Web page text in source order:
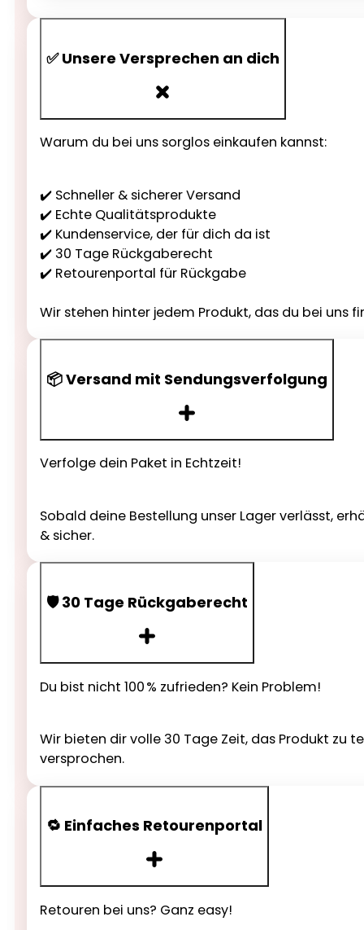
✅ Unsere Versprechen an dich
Warum du bei uns sorglos einkaufen kannst:
✔️ Schneller & sicherer Versand
✔️ Echte Qualitätsprodukte
✔️ Kundenservice, der für dich da ist
✔️ 30 Tage Rückgaberecht
✔️ Retourenportal für Rückgabe
Wir stehen hinter jedem Produkt, das du bei uns
📦 Versand mit Sendungsverfolgung
Verfolge dein Paket in Echtzeit!
Sobald deine Bestellung unser Lager verlässt,
& sicher.
🛡️ 30 Tage Rückgaberecht
Du bist nicht 100 % zufrieden? Kein Problem!
Wir bieten dir volle 30 Tage Zeit, das Produkt zu
versprochen.
🔁 Einfaches Retourenportal
Retouren bei uns? Ganz easy!